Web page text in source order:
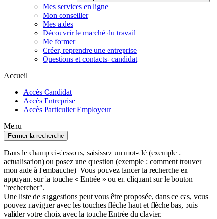
Mes services en ligne
Mon conseiller
Mes aides
Découvrir le marché du travail
Me former
Créer, reprendre une entreprise
Questions et contacts- candidat
Accueil
Accès Candidat
Accès Entreprise
Accès Particulier Employeur
Menu
Fermer la recherche
Dans le champ ci-dessous, saisissez un mot-clé (exemple :
actualisation) ou posez une question (exemple : comment trouver
mon aide à l'embauche). Vous pouvez lancer la recherche en
appuyant sur la touche « Entrée » ou en cliquant sur le bouton
"rechercher".
Une liste de suggestions peut vous être proposée, dans ce cas, vous
pouvez naviguer avec les touches flèche haut et flèche bas, puis
valider votre choix avec la touche Entrée du clavier.